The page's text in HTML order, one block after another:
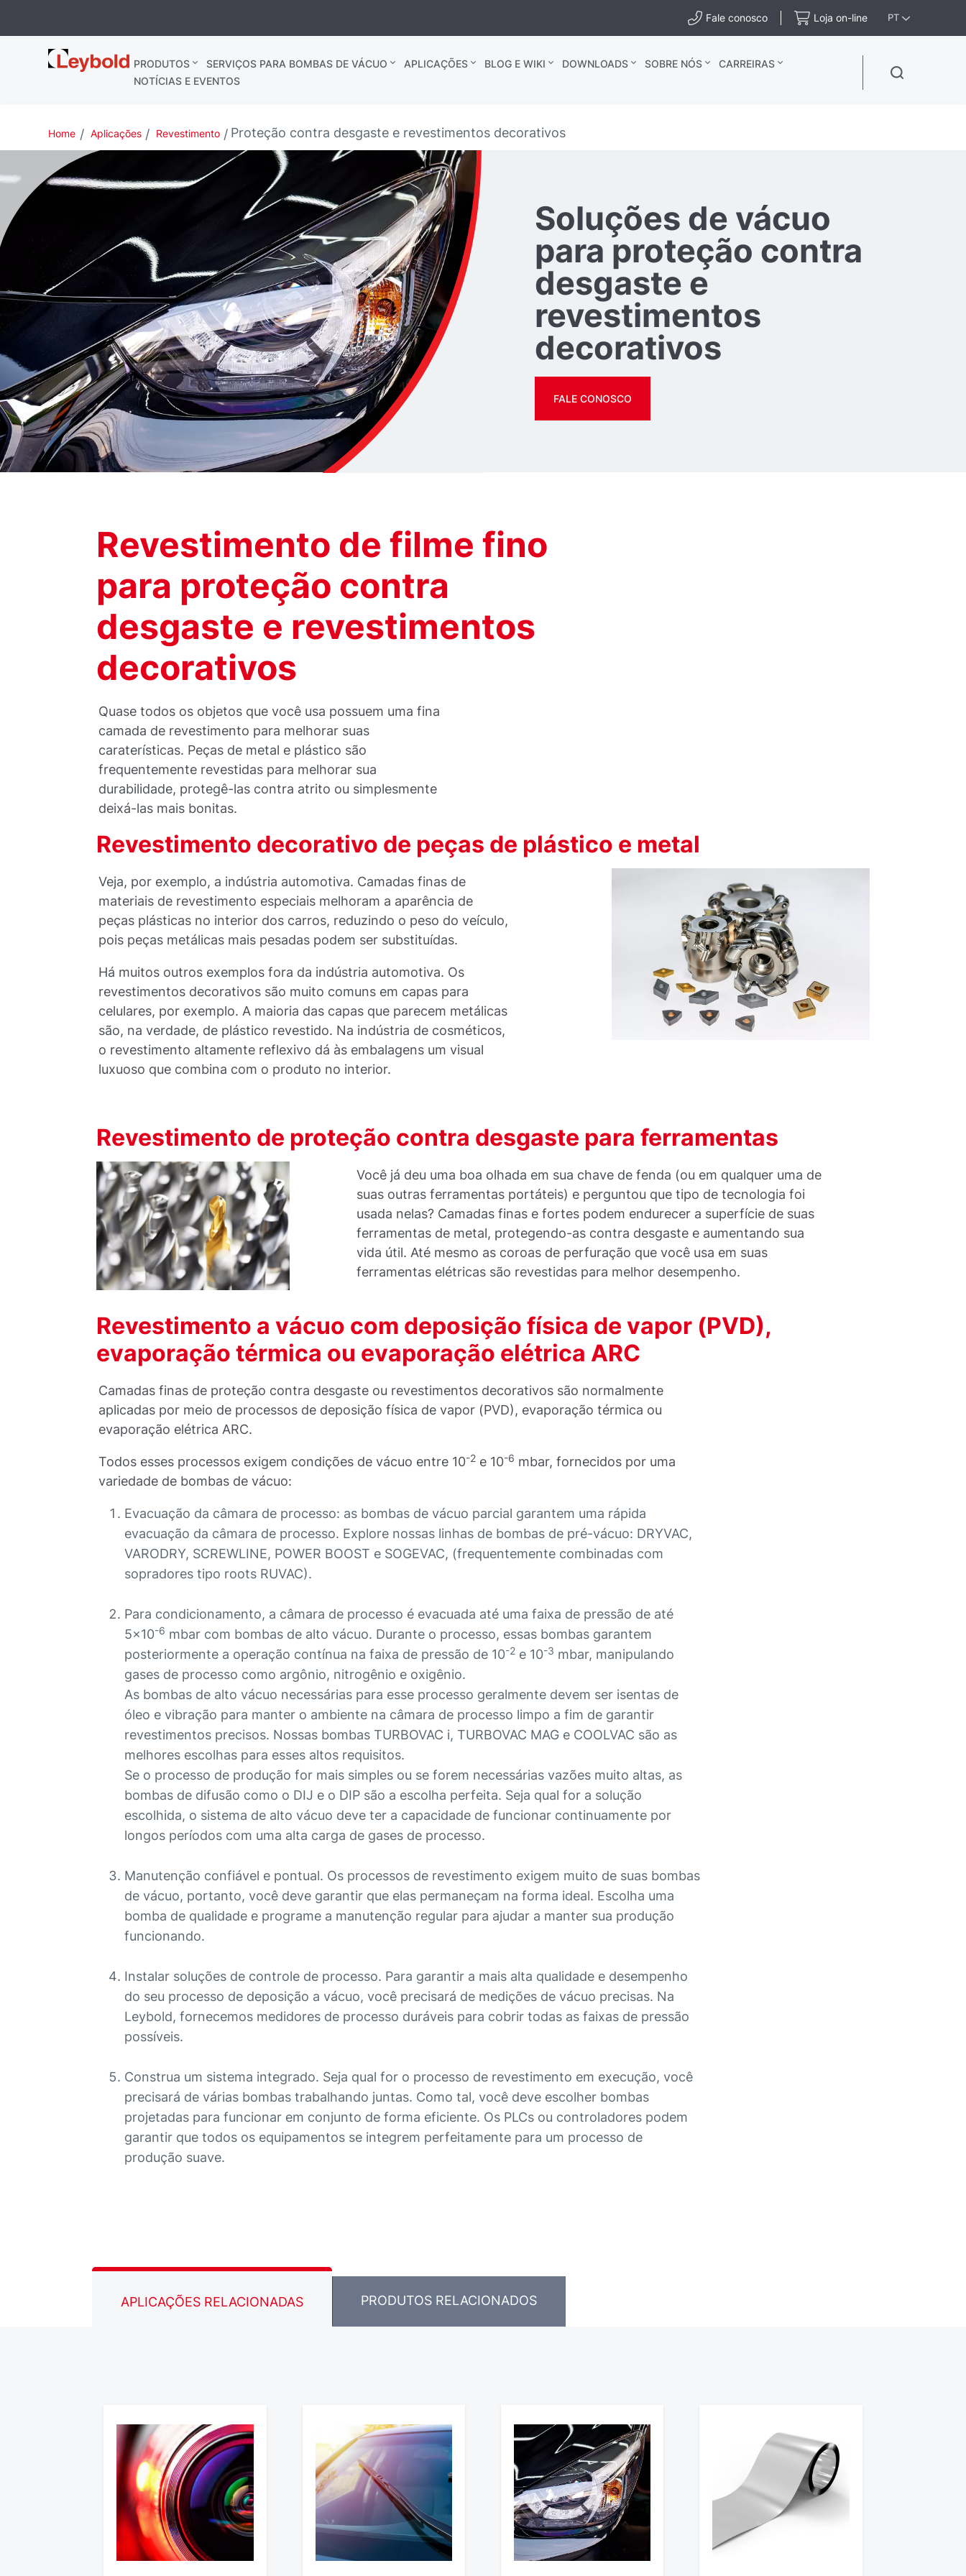
Fale conosco Loja on-line PT
Leybold
Brasil
PRODUTOS SERVIÇOS PARA BOMBAS DE VÁCUO APLICAÇÕES BLOG E WIKI DOWNLOADS SOBRE NÓS
CARREIRAS
NOTÍCIAS E EVENTOS
Home Aplicações Revestimento Proteção contra desgaste e revestimentos decorativos
Soluções de vácuo
para proteção contra
desgaste e
revestimentos
decorativos
FALE CONOSCO
Revestimento de filme fino
para proteção contra
desgaste e revestimentos
decorativos
Quase todos os objetos que você usa possuem uma fina
camada de revestimento para melhorar suas
caraterísticas. Peças de metal e plástico são
frequentemente revestidas para melhorar sua
durabilidade, protegê-las contra atrito ou simplesmente
deixá-las mais bonitas.
Revestimento decorativo de peças de plástico e metal
Veja, por exemplo, a indústria automotiva. Camadas finas de
materiais de revestimento especiais melhoram a aparência de
peças plásticas no interior dos carros, reduzindo o peso do veículo,
pois peças metálicas mais pesadas podem ser substituídas.
Há muitos outros exemplos fora da indústria automotiva. Os
revestimentos decorativos são muito comuns em capas para
celulares, por exemplo. A maioria das capas que parecem metálicas
são, na verdade, de plástico revestido. Na indústria de cosméticos,
o revestimento altamente reflexivo dá às embalagens um visual
luxuoso que combina com o produto no interior.
Revestimento de proteção contra desgaste para ferramentas
Você já deu uma boa olhada em sua chave de fenda (ou em qualquer uma de
suas outras ferramentas portáteis) e perguntou que tipo de tecnologia foi
usada nelas? Camadas finas e fortes podem endurecer a superfície de suas
ferramentas de metal, protegendo-as contra desgaste e aumentando sua
vida útil. Até mesmo as coroas de perfuração que você usa em suas
ferramentas elétricas são revestidas para melhor desempenho.
Revestimento a vácuo com deposição física de vapor (PVD),
evaporação térmica ou evaporação elétrica ARC
Camadas finas de proteção contra desgaste ou revestimentos decorativos são normalmente
aplicadas por meio de processos de deposição física de vapor (PVD), evaporação térmica ou
evaporação elétrica ARC.
Todos esses processos exigem condições de vácuo entre 10-2 e 10-6 mbar, fornecidos por uma
variedade de bombas de vácuo:
Evacuação da câmara de processo: as bombas de vácuo parcial garantem uma rápida
evacuação da câmara de processo. Explore nossas linhas de bombas de pré-vácuo: DRYVAC,
VARODRY, SCREWLINE, POWER BOOST e SOGEVAC, (frequentemente combinadas com
sopradores tipo roots RUVAC).
Para condicionamento, a câmara de processo é evacuada até uma faixa de pressão de até
5x10-6 mbar com bombas de alto vácuo. Durante o processo, essas bombas garantem
posteriormente a operação contínua na faixa de pressão de 10-2 e 10-3 mbar, manipulando
gases de processo como argônio, nitrogênio e oxigênio.
As bombas de alto vácuo necessárias para esse processo geralmente devem ser isentas de
óleo e vibração para manter o ambiente na câmara de processo limpo a fim de garantir
revestimentos precisos. Nossas bombas TURBOVAC i, TURBOVAC MAG e COOLVAC são as
melhores escolhas para esses altos requisitos.
Se o processo de produção for mais simples ou se forem necessárias vazões muito altas, as
bombas de difusão como o DIJ e o DIP são a escolha perfeita. Seja qual for a solução
escolhida, o sistema de alto vácuo deve ter a capacidade de funcionar continuamente por
longos períodos com uma alta carga de gases de processo.
Manutenção confiável e pontual. Os processos de revestimento exigem muito de suas bombas
de vácuo, portanto, você deve garantir que elas permaneçam na forma ideal. Escolha uma
bomba de qualidade e programe a manutenção regular para ajudar a manter sua produção
funcionando.
Instalar soluções de controle de processo. Para garantir a mais alta qualidade e desempenho
do seu processo de deposição a vácuo, você precisará de medições de vácuo precisas. Na
Leybold, fornecemos medidores de processo duráveis para cobrir todas as faixas de pressão
possíveis.
Construa um sistema integrado. Seja qual for o processo de revestimento em execução, você
precisará de várias bombas trabalhando juntas. Como tal, você deve escolher bombas
projetadas para funcionar em conjunto de forma eficiente. Os PLCs ou controladores podem
garantir que todos os equipamentos se integrem perfeitamente para um processo de
produção suave.
APLICAÇÕES RELACIONADAS PRODUTOS RELACIONADOS